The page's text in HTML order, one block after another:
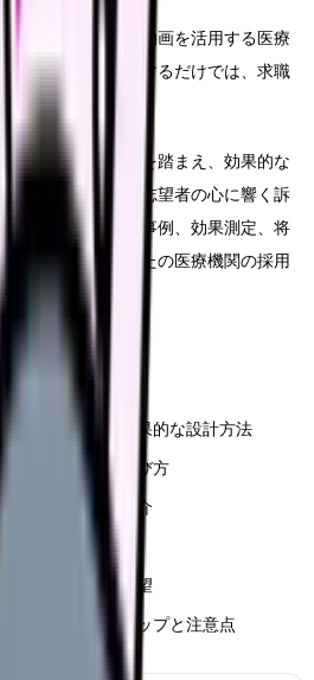
採用活動において動画を活用する医療
、ただ動画を制作するだけでは、求職
ない可能性も。
護師採用トレンドを踏まえ、効果的な
説します。看護師志望者の心に響く訴
ンプレート、成功事例、効果測定、将
を提供し、あなたの医療機関の採用
コンテンツの効果的な設計方法
求ポイントの選び方
と成功事例の紹介
改善のポイント
レンドと将来展望
る具体的なステップと注意点